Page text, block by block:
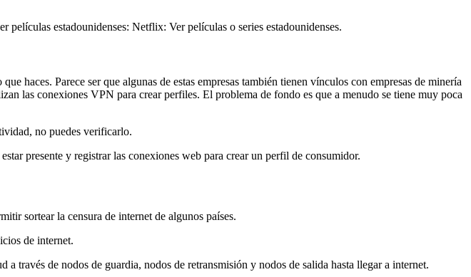
películas estadounidenses: Netflix: Ver películas o series estadounidenses.
haces. Parece ser que algunas de estas empresas también tienen vínculos con empresas de minería
las conexiones VPN para crear perfiles. El problema de fondo es que a menudo se tiene muy poca
no puedes verificarlo.
presente y registrar las conexiones web para crear un perfil de consumidor.
sortear la censura de internet de algunos países.
de internet.